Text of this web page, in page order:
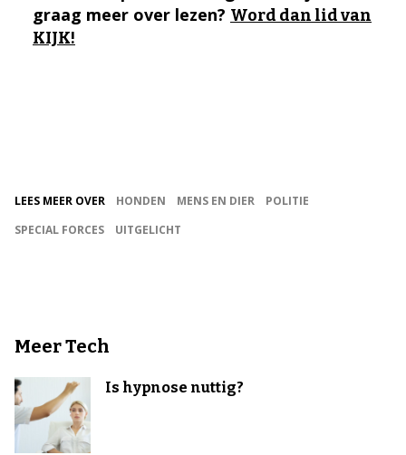
graag meer over lezen? Word dan lid van
KIJK!
LEES MEER OVER HONDEN MENS EN DIER
POLITIE
SPECIAL FORCES
UITGELICHT
Meer Tech
Is hypnose nuttig?